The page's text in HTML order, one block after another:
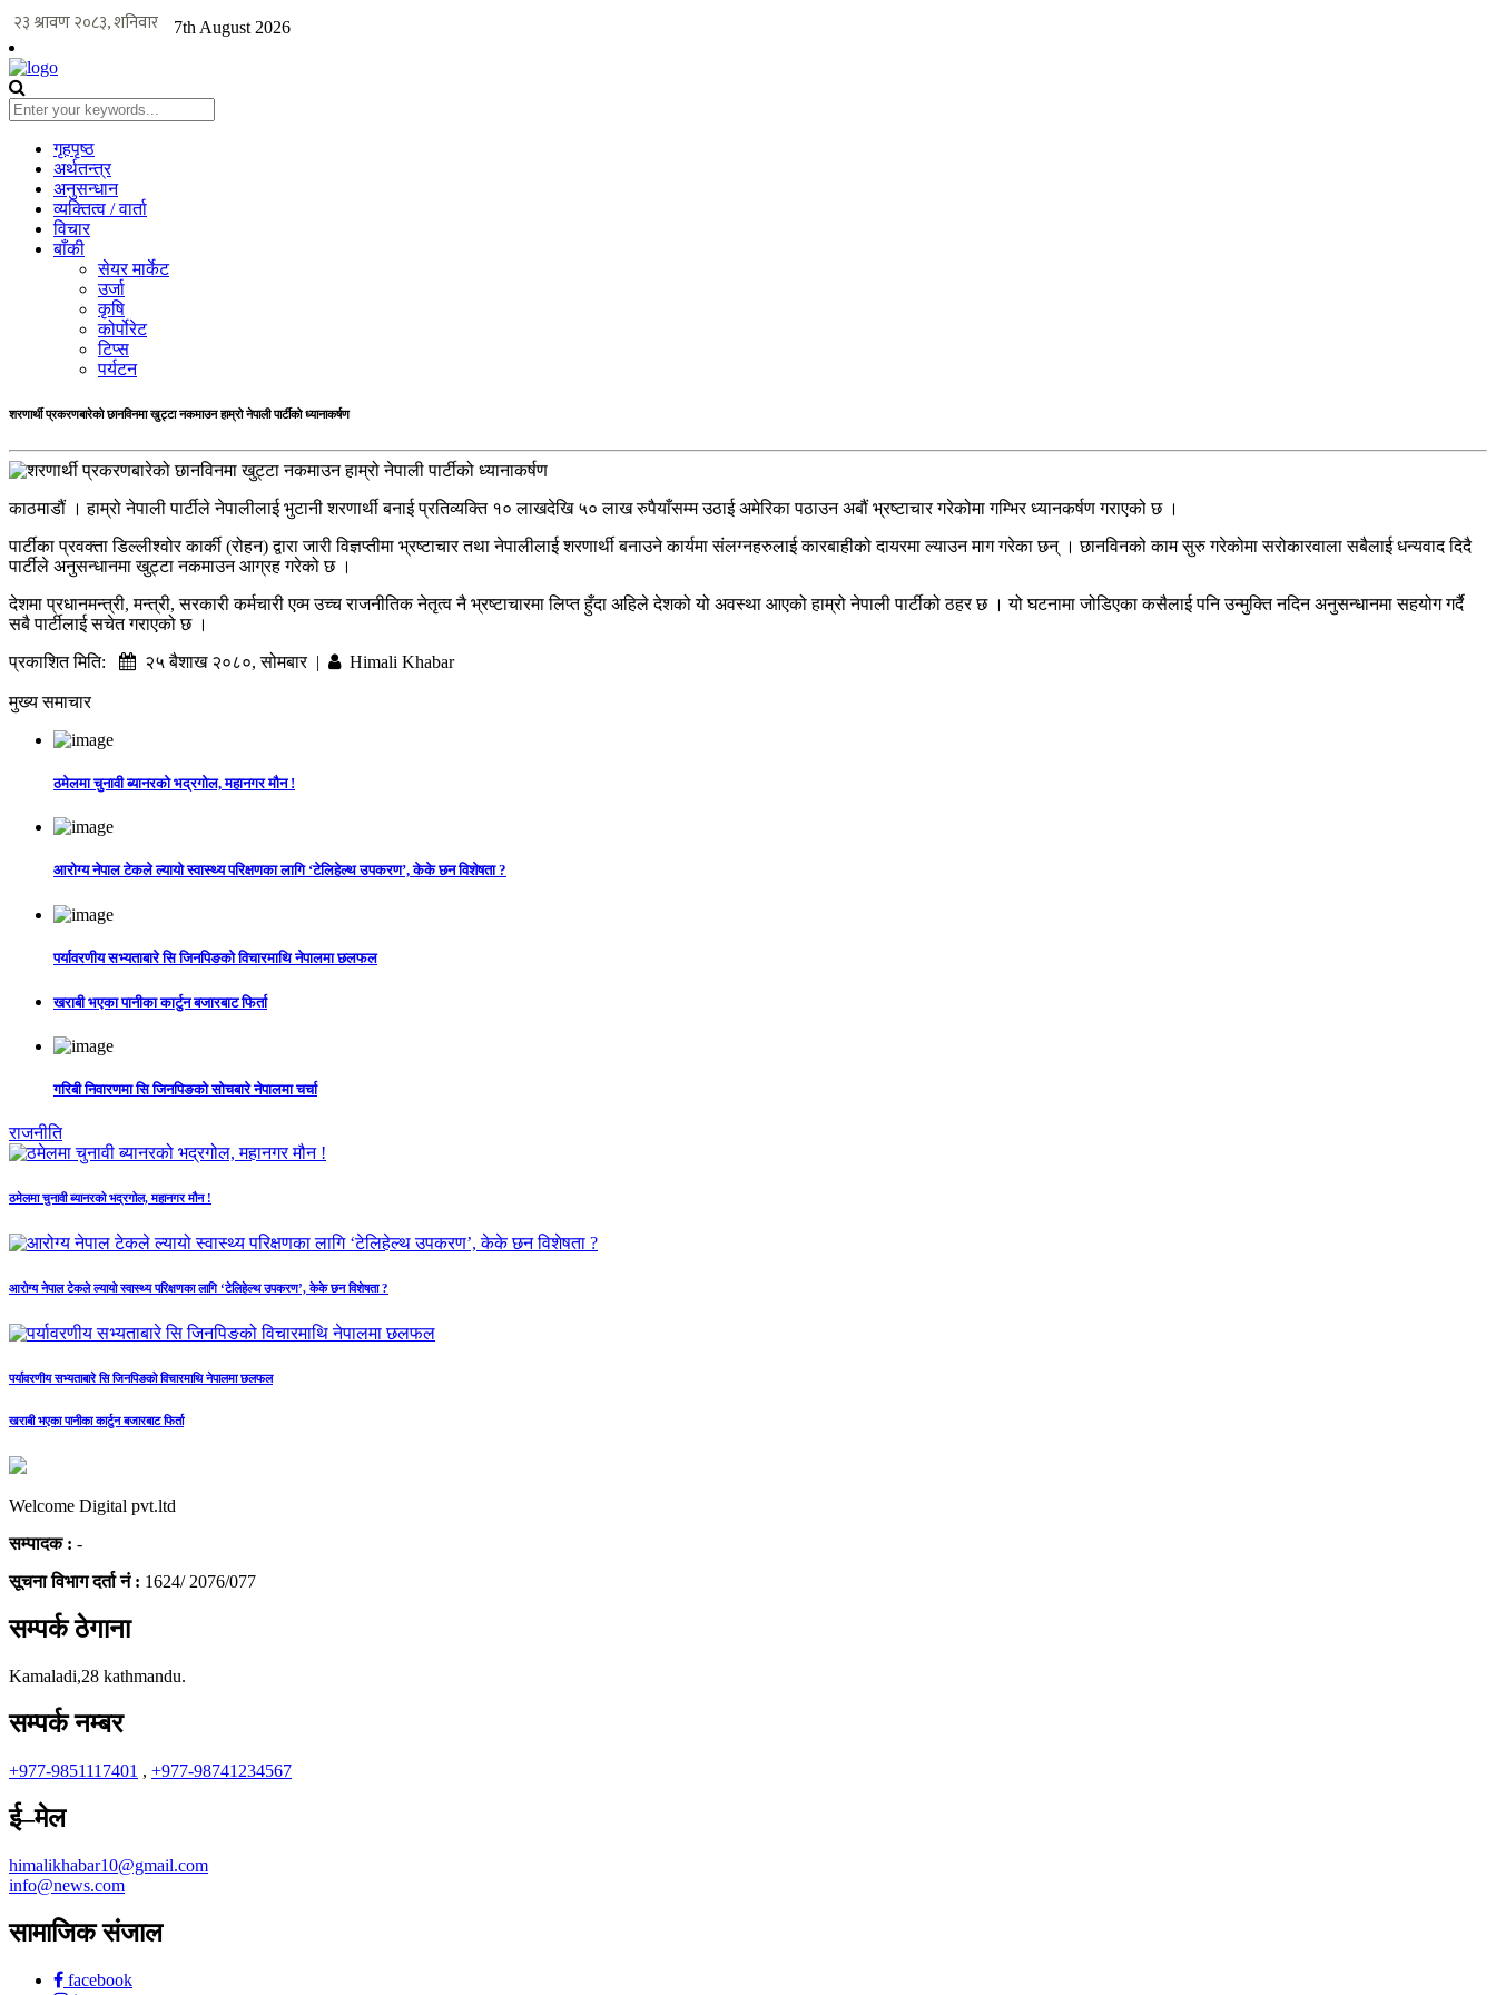
7th August 2026
गृहपृष्ठ
अर्थतन्त्र
अनुसन्धान
व्यक्तित्व / वार्ता
विचार
बाँकी
सेयर मार्केट
उर्जा
कृषि
कोर्पोरेट
टिप्स
पर्यटन
शरणार्थी प्रकरणबारेको छानविनमा खुट्टा नकमाउन हाम्रो नेपाली पार्टीको ध्यानाकर्षण
काठमाडौं । हाम्रो नेपाली पार्टीले नेपालीलाई भुटानी शरणार्थी बनाई प्रतिव्यक्ति १० लाखदेखि ५० लाख रुपैयाँसम्म उठाई अमेरिका पठाउन अबौं भ्रष्टाचार गरेकोमा गम्भिर ध्यानकर्षण गराएको छ ।
पार्टीका प्रवक्ता डिल्लीश्वोर कार्की (रोहन) द्वारा जारी विज्ञप्तीमा भ्रष्टाचार तथा नेपालीलाई शरणार्थी बनाउने कार्यमा संलग्नहरुलाई कारबाहीको दायरमा ल्याउन माग गरेका छन् । छानविनको काम सुरु गरेकोमा सरोकारवाला सबैलाई धन्यवाद दिदै
पार्टीले अनुसन्धानमा खुट्टा नकमाउन आग्रह गरेको छ ।
देशमा प्रधानमन्त्री, मन्त्री, सरकारी कर्मचारी एव्म उच्च राजनीतिक नेतृत्व नै भ्रष्टाचारमा लिप्त हुँदा अहिले देशको यो अवस्था आएको हाम्रो नेपाली पार्टीको ठहर छ । यो घटनामा जोडिएका कसैलाई पनि उन्मुक्ति नदिन अनुसन्धानमा सहयोग गर्दै
सबै पार्टीलाई सचेत गराएको छ ।
प्रकाशित मिति:
२५ बैशाख २०८०, सोमबार | Himali Khabar
मुख्य समाचार
ठमेलमा चुनावी ब्यानरको भद्रगोल, महानगर मौन !
आरोग्य नेपाल टेकले ल्यायो स्वास्थ्य परिक्षणका लागि ‘टेलिहेल्थ उपकरण’, केके छन विशेषता ?
पर्यावरणीय सभ्यताबारे सि जिनपिङको विचारमाथि नेपालमा छलफल
खराबी भएका पानीका कार्टुन बजारबाट फिर्ता
गरिबी निवारणमा सि जिनपिङको सोचबारे नेपालमा चर्चा
राजनीति
ठमेलमा चुनावी ब्यानरको भद्रगोल, महानगर मौन !
आरोग्य नेपाल टेकले ल्यायो स्वास्थ्य परिक्षणका लागि ‘टेलिहेल्थ उपकरण’, केके छन विशेषता ?
पर्यावरणीय सभ्यताबारे सि जिनपिङको विचारमाथि नेपालमा छलफल
खराबी भएका पानीका कार्टुन बजारबाट फिर्ता
Welcome Digital pvt.ltd
सम्पादक : -
सूचना विभाग दर्ता नं : 1624/ 2076/077
सम्पर्क ठेगाना
Kamaladi,28 kathmandu.
सम्पर्क नम्बर
+977-9851117401 , +977-98741234567
ई–मेल
himalikhabar10@gmail.com
info@news.com
सामाजिक संजाल
facebook